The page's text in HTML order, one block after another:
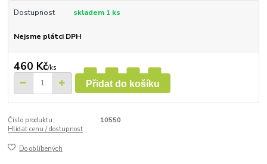
Dostupnost skladem 1 ks
Nejsme plátci DPH
460 Kč/ks
Přidat do košíku
Číslo produktu:
10550
Hlídat cenu / dostupnost
Do oblíbených